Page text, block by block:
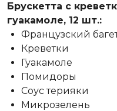
Брускетта с
гуакамоле, 12 шт.:
Французский
Креветки
Гуакамоле
Помидоры
Соус терияки
Микрозелень